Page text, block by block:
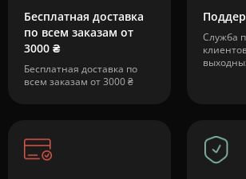
Бесплатная доставка
по всем заказам от
3000 ₴
Бесплатная доставка по
всем заказам от 3000 ₴
Служба